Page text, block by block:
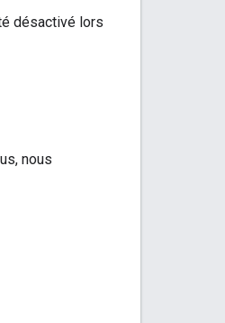
désactivé lors
nous